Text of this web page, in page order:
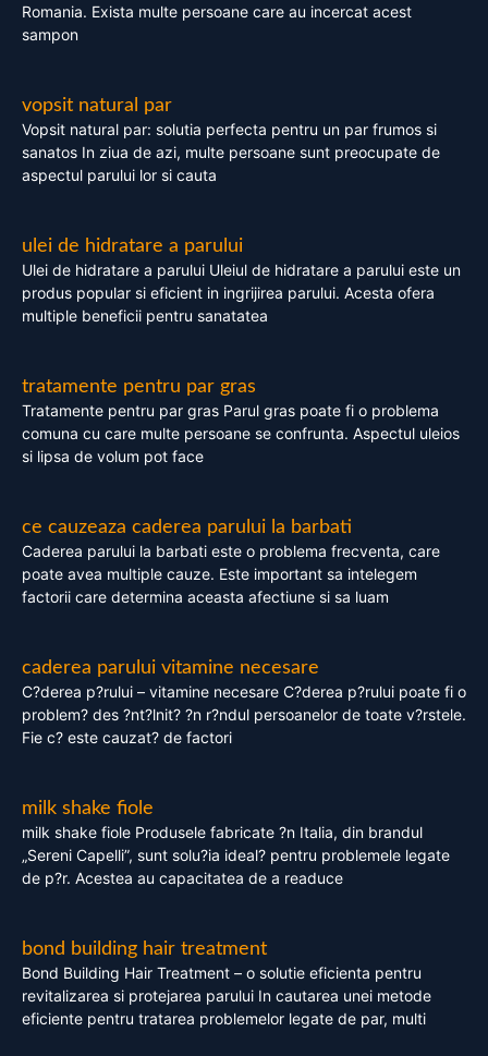
Romania. Exista multe persoane care au incercat acest
sampon
vopsit natural par
Vopsit natural par: solutia perfecta pentru un par frumos si
sanatos In ziua de azi, multe persoane sunt preocupate de
aspectul parului lor si cauta
ulei de hidratare a parului
Ulei de hidratare a parului Uleiul de hidratare a parului este un
produs popular si eficient in ingrijirea parului. Acesta ofera
multiple beneficii pentru sanatatea
tratamente pentru par gras
Tratamente pentru par gras Parul gras poate fi o problema
comuna cu care multe persoane se confrunta. Aspectul uleios
si lipsa de volum pot face
ce cauzeaza caderea parului la barbati
Caderea parului la barbati este o problema frecventa, care
poate avea multiple cauze. Este important sa intelegem
factorii care determina aceasta afectiune si sa luam
caderea parului vitamine necesare
C?derea p?rului – vitamine necesare C?derea p?rului poate fi o
problem? des ?nt?lnit? ?n r?ndul persoanelor de toate v?rstele.
Fie c? este cauzat? de factori
milk shake fiole
milk shake fiole Produsele fabricate ?n Italia, din brandul
„Sereni Capelli”, sunt solu?ia ideal? pentru problemele legate
de p?r. Acestea au capacitatea de a readuce
bond building hair treatment
Bond Building Hair Treatment – o solutie eficienta pentru
revitalizarea si protejarea parului In cautarea unei metode
eficiente pentru tratarea problemelor legate de par, multi